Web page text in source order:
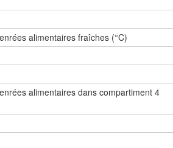
alimentaires fraîches (°C)
alimentaires dans compartiment 4